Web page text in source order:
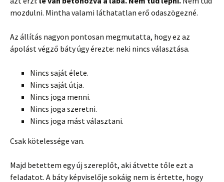
mozdulni. Mintha valami láthatatlan erő odaszögezné.
Az állítás nagyon pontosan megmutatta, hogy ez az
ápolást végző báty úgy érezte: neki nincs választása.
Nincs saját élete.
Nincs saját útja.
Nincs joga menni.
Nincs joga szeretni.
Nincs joga mást választani.
Csak kötelessége van.
Majd betettem egy új szereplőt, aki átvette tőle ezt a
feladatot. A báty képviselője sokáig nem is értette, hogy